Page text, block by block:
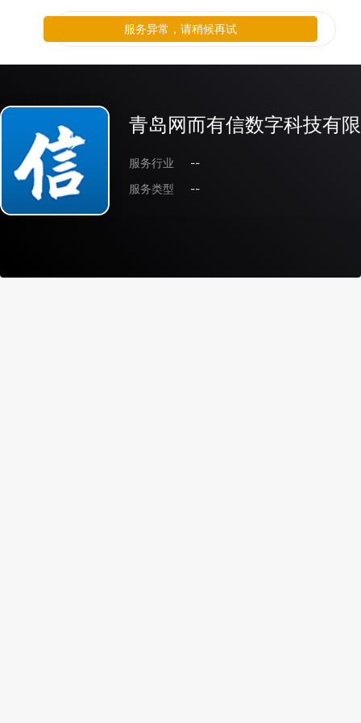
青岛网而有信数字科技有
服务行业
--
服务类型
--
服务异常，请稍候再试